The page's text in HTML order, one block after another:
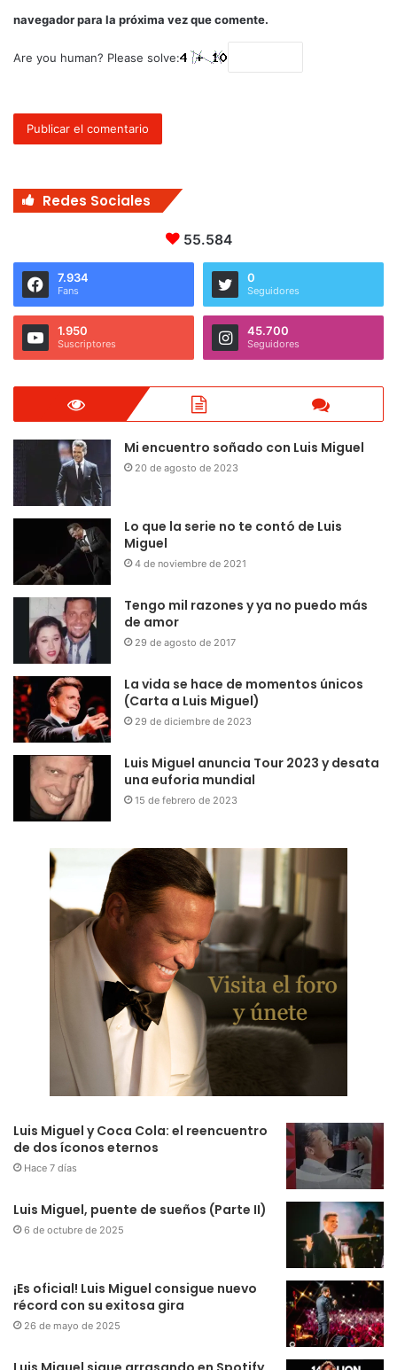
navegador para la próxima vez que comente.
Are you human? Please solve:
Redes Sociales
55.584
7.934
Fans
0
Seguidores
1.950
Suscriptores
45.700
Seguidores
Mi encuentro soñado con Luis Miguel
20 de agosto de 2023
Lo que la serie no te contó de Luis
Miguel
4 de noviembre de 2021
Tengo mil razones y ya no puedo más
de amor
29 de agosto de 2017
La vida se hace de momentos únicos
(Carta a Luis Miguel)
29 de diciembre de 2023
Luis Miguel anuncia Tour 2023 y desata
una euforia mundial
15 de febrero de 2023
Luis Miguel y Coca Cola: el reencuentro
de dos íconos eternos
Hace 7 días
Luis Miguel, puente de sueños (Parte II)
6 de octubre de 2025
¡Es oficial! Luis Miguel consigue nuevo
récord con su exitosa gira
26 de mayo de 2025